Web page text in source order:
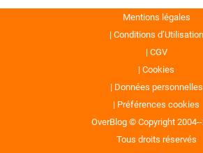
Mentions légales
Conditions d’Utilisation
CGV
Cookies
Données personnelles
Préférences cookies
OverBlog © Copyright
Tous droits réservés